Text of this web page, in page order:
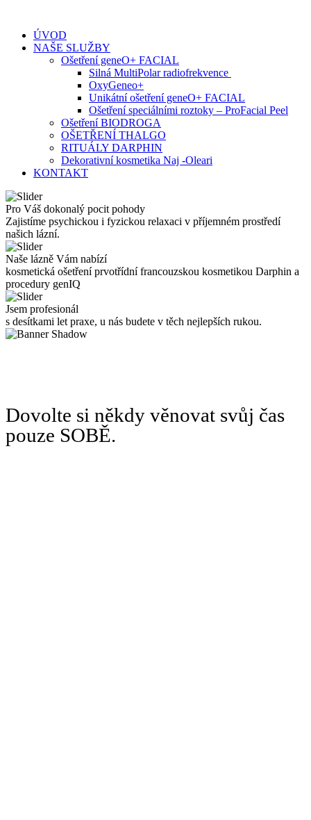
contentÚVOD
NAŠE SLUŽBY
Ošetření geneO+ FACIAL
Silná MultiPolar radiofrekvence
OxyGeneo+
Unikátní ošetření geneO+ FACIAL
Ošetření speciálními roztoky – ProFacial Peel
Ošetření BIODROGA
OŠETŘENÍ THALGO
RITUÁLY DARPHIN
Dekorativní kosmetika Naj -Oleari
KONTAKT
Pro Váš dokonalý pocit pohody
Zajistíme psychickou i fyzickou relaxaci v příjemném prostředí
našich lázní.
Naše lázně Vám nabízí
kosmetická ošetření prvotřídní francouzskou kosmetikou Darphin a
procedury genIQ
Jsem profesionál
s desítkami let praxe, u nás budete v těch nejlepších rukou.
Dovolte si někdy věnovat svůj čas
pouze SOBĚ.